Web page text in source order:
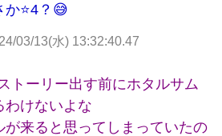
⭐4？😅
03/13(水) 13:32:40.47
トーリー出す前にホタルサム
わけないよな
が来ると思ってしまっていたの